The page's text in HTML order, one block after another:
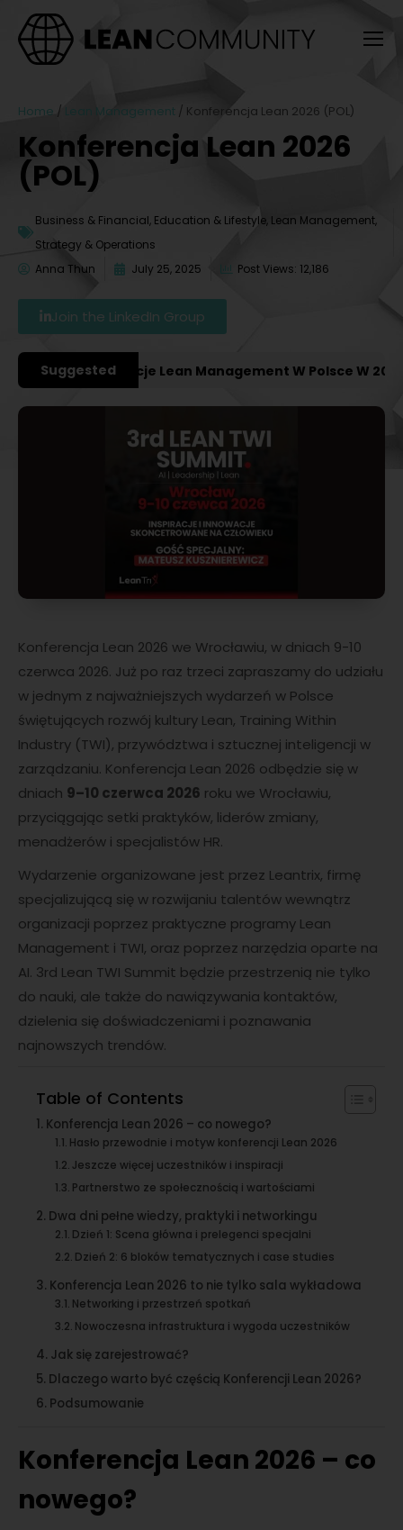
Home / Lean Management / Konferencja Lean 2026 (POL)
Konferencja Lean 2026
(POL)
Business & Financial, Education & Lifestyle, Lean Management,
Strategy & Operations
Anna Thun
July 25, 2025 Post Views: 12,186
Join the LinkedIn Group
Suggested
Konferencje Lean Management W Polsce W 2027
Konferencja Lean 2026 we Wrocławiu, w dniach 9-10
czerwca 2026. Już po raz trzeci zapraszamy do udziału
w jednym z najważniejszych wydarzeń w Polsce
świętujących rozwój kultury Lean, Training Within
Industry (TWI), przywództwa i sztucznej inteligencji w
zarządzaniu. Konferencja Lean 2026 odbędzie się w
dniach 9–10 czerwca 2026 roku we Wrocławiu,
przyciągając setki praktyków, liderów zmiany,
menadżerów i specjalistów HR.
Wydarzenie organizowane jest przez Leantrix, firmę
specjalizującą się w rozwijaniu talentów wewnątrz
organizacji poprzez praktyczne programy Lean
Management i TWI, oraz poprzez narzędzia oparte na
AI. 3rd Lean TWI Summit będzie przestrzenią nie tylko
do nauki, ale także do nawiązywania kontaktów,
dzielenia się doświadczeniami i poznawania
najnowszych trendów.
Table of Contents
Konferencja Lean 2026 – co nowego?
Hasło przewodnie i motyw konferencji Lean 2026
Jeszcze więcej uczestników i inspiracji
Partnerstwo ze społecznością i wartościami
Dwa dni pełne wiedzy, praktyki i networkingu
Dzień 1: Scena główna i prelegenci specjalni
Dzień 2: 6 bloków tematycznych i case studies
Konferencja Lean 2026 to nie tylko sala wykładowa
Networking i przestrzeń spotkań
Nowoczesna infrastruktura i wygoda uczestników
Jak się zarejestrować?
Dlaczego warto być częścią Konferencji Lean 2026?
Podsumowanie
Konferencja Lean 2026 – co
nowego?